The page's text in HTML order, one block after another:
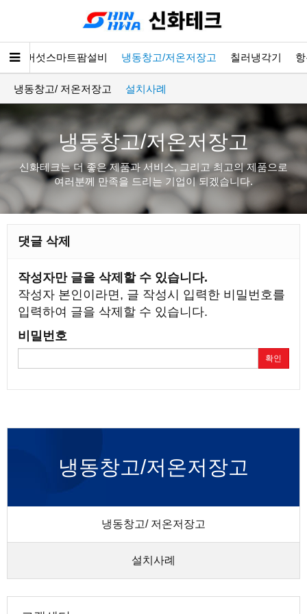
버섯스마트팜설비 냉동창고/저온저장고 칠러냉각기
냉동창고/ 저온저장고 설치사례
냉동창고/저온저장고
신화테크는 더 좋은 제품과 서비스, 그리고 최고의 제품으로
여러분께 만족을 드리는 기업이 되겠습니다.
댓글 삭제
작성자만 글을 삭제할 수 있습니다.
작성자 본인이라면, 글 작성시 입력한 비밀번호를
입력하여 글을 삭제할 수 있습니다.
비밀번호
확인
냉동창고/저온저장고
냉동창고/ 저온저장고
설치사례